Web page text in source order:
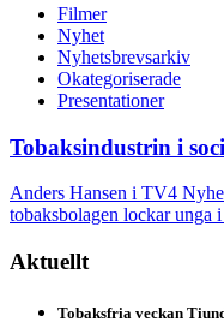
Filmer
Nyhet
Nyhetsbrevsarkiv
Okategoriserade
Presentationer
Tobaksindustrin i
Anders Hansen i TV4
tobaksbolagen lockar unga
Aktuellt
Tobaksfria veckan